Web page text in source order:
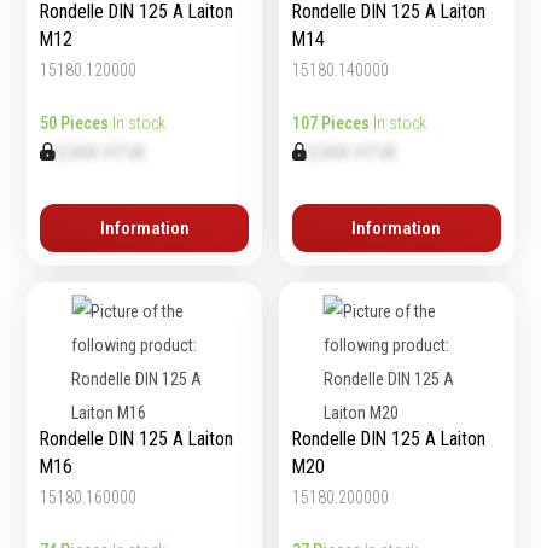
Emporte-pièces
Douilles
Protection des oreilles
Protection respiratoire
Protection des mains
Protection intégrales
Kits antichutes
Vêtements de travail
Lubrifiants
Nettoyants
Dégraissants
Silicone
Colles
Frein filet
Protection
Marquage & Peintures
Isolants
Rondelle DIN 125 A Laiton
M12
15180.120000
50 Pieces In stock
0,00€ HTVA
Information
Rondelle DIN 125 A Laiton
M14
15180.140000
107 Pieces In stock
Information
Rondelle DIN 125 A Laiton
M16
15180.160000
Rondelle DIN 125 A Laiton
M20
15180.200000